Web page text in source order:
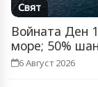
Свят
Войната Ден
море; 50%
6 Август 2026